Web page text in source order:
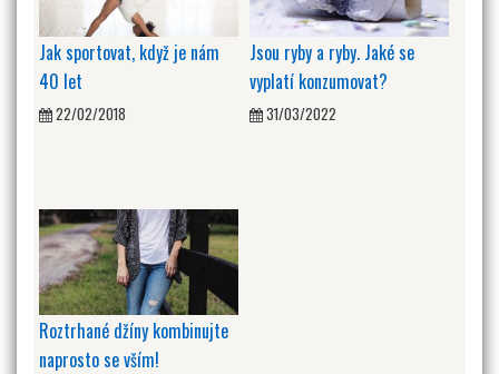
Jak sportovat, když je nám
40 let
22/02/2018
Jsou ryby a ryby. Jaké se
vyplatí konzumovat?
31/03/2022
Roztrhané džíny kombinujte
naprosto se vším!